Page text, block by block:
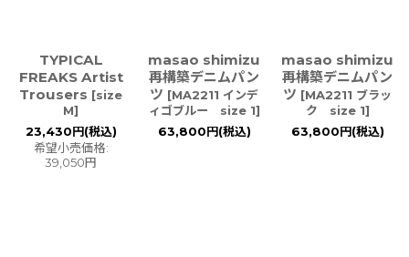
TYPICAL
FREAKS Artist
Trousers [size
M]
23,430円(税込)
希望小売価格:
39,050円
masao shimizu
再構築デニムパン
ツ [MA2211 インデ
ィゴブルー size 1]
63,800円(税込)
masao shimizu
再構築デニムパン
ツ [MA2211 ブラッ
ク size 1]
63,800円(税込)